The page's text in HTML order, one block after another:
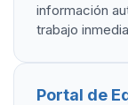
información
trabajo
Portal de